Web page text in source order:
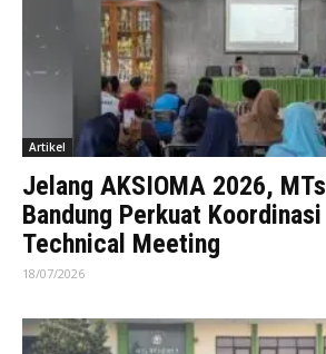
Artikel
Jelang AKSIOMA 2026,
Bandung Perkuat
Technical Meeting
18/07/2026